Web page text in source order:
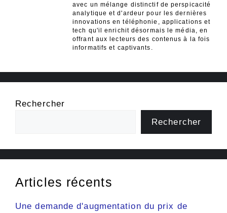
avec un mélange distinctif de perspicacité
analytique et d'ardeur pour les dernières
innovations en téléphonie, applications et
tech qu'il enrichit désormais le média, en
offrant aux lecteurs des contenus à la fois
informatifs et captivants.
Rechercher
Rechercher
Articles récents
Une demande d'augmentation du prix de